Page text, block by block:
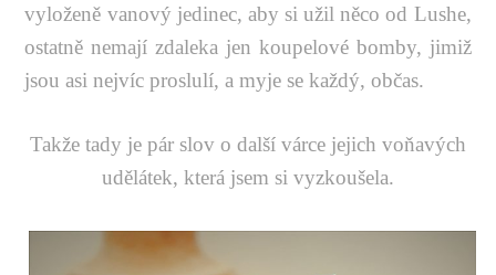
vyloženě vanový jedinec, aby si užil něco od Lushe,
ostatně nemají zdaleka jen koupelové bomby, jimiž
jsou asi nejvíc proslulí, a myje se každý, občas.
Takže tady je pár slov o další várce jejich voňavých
udělátek, která jsem si vyzkoušela.